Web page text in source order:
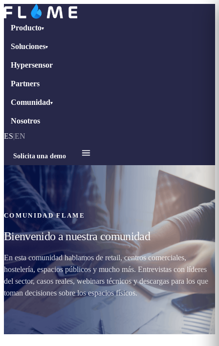
Producto▾
Soluciones▾
Hypersensor
Partners
Comunidad▾
Nosotros
ES|EN
Solicita una demo
COMUNIDAD FLAME
Bienvenido a nuestra comunidad
En esta comunidad hablamos de retail, centros comerciales,
hostelería, espacios públicos y mucho más. Entrevistas con líderes
del sector, casos reales, webinars técnicos y descargas para los que
toman decisiones sobre los espacios físicos.